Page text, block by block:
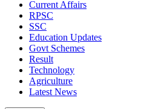
Current Affairs
RPSC
SSC
Education Updates
Govt Schemes
Result
Technology
Agriculture
Latest News